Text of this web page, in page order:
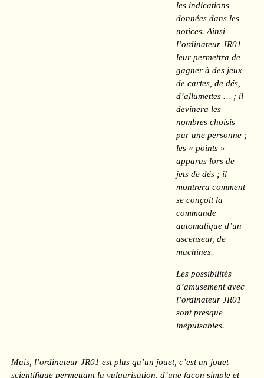
les indications
données dans les
notices. Ainsi
l’ordinateur JR01
leur permettra de
gagner à des jeux
de cartes, de dés,
d’allumettes … ; il
devinera les
nombres choisis
par une personne ;
les « points »
apparus lors de
jets de dés ; il
montrera comment
se conçoit la
commande
automatique d’un
ascenseur, de
machines.
Les possibilités
d’amusement avec
l’ordinateur JR01
sont presque
inépuisables.
Mais, l’ordinateur JR01 est plus qu’un jouet, c’est un jouet
scientifique permettant la vulgarisation, d’une façon simple et